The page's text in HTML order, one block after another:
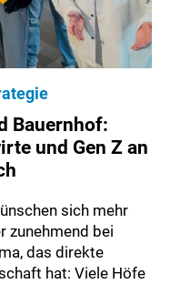
Bauernhof:
und Gen Z an
sich mehr
zunehmend bei
das direkte
hat: Viele Höfe